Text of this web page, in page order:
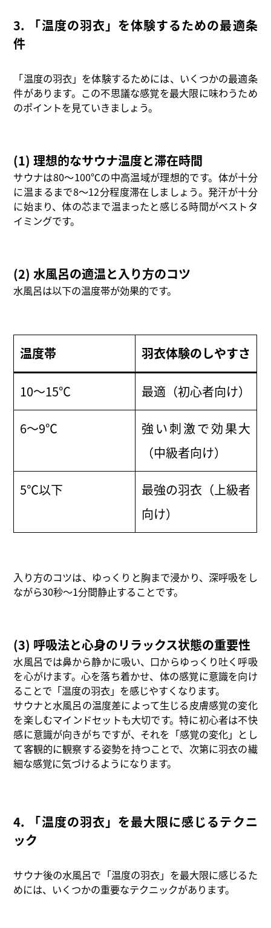
3. 「温度の羽衣」を体験するための最適条
件
「温度の羽衣」を体験するためには、いくつかの最適条
件があります。この不思議な感覚を最大限に味わうため
のポイントを見ていきましょう。
(1) 理想的なサウナ温度と滞在時間
サウナは80〜100℃の中高温域が理想的です。体が十分
に温まるまで8〜12分程度滞在しましょう。発汗が十分
に始まり、体の芯まで温まったと感じる時間がベストタ
イミングです。
(2) 水風呂の適温と入り方のコツ
水風呂は以下の温度帯が効果的です。
温度帯 羽衣体験のしやすさ
10〜15℃ 最適（初心者向け）
6〜9℃
強い刺激で効果大
（中級者向け）
5℃以下
最強の羽衣（上級者
向け）
入り方のコツは、ゆっくりと胸まで浸かり、深呼吸をし
ながら30秒〜1分間静止することです。
(3) 呼吸法と心身のリラックス状態の重要性
水風呂では鼻から静かに吸い、口からゆっくり吐く呼吸
を心がけます。心を落ち着かせ、体の感覚に意識を向け
ることで「温度の羽衣」を感じやすくなります。
サウナと水風呂の温度差によって生じる皮膚感覚の変化
を楽しむマインドセットも大切です。特に初心者は不快
感に意識が向きがちですが、それを「感覚の変化」とし
て客観的に観察する姿勢を持つことで、次第に羽衣の繊
細な感覚に気づけるようになります。
4. 「温度の羽衣」を最大限に感じるテクニ
ック
サウナ後の水風呂で「温度の羽衣」を最大限に感じるた
めには、いくつかの重要なテクニックがあります。